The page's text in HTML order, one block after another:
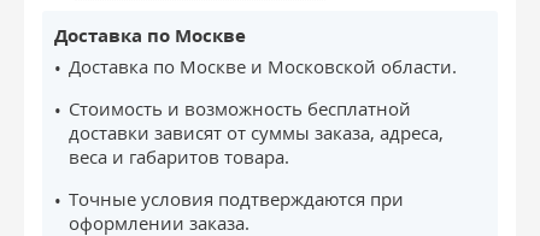
Доставка по Москве
Доставка по Москве и Московской области.
Стоимость и возможность бесплатной
доставки зависят от суммы заказа, адреса,
веса и габаритов товара.
Точные условия подтверждаются при
оформлении заказа.